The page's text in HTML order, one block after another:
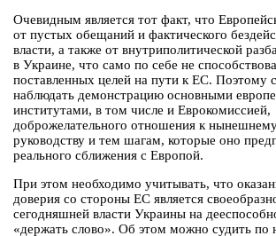
Очевидным является тот факт, что
от пустых обещаний и фактического
власти, а также от внутриполитической
в Украине, что само по себе не
поставленных целей на пути к ЕС. Поэтому
наблюдать демонстрацию основными
институтами, в том числе и Еврокомиссией,
доброжелательного отношения к
руководству и тем шагам, которые оно
реального сближения с Европой.
При этом необходимо учитывать, что
доверия со стороны ЕС является
сегодняшней власти Украины на
«держать слово». Об этом можно судить по